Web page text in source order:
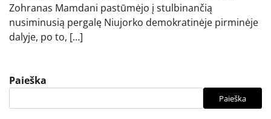
Zohranas Mamdani pastūmėjo į stulbinančią
nusiminusią pergalę Niujorko demokratinėje pirminėje
dalyje, po to, […]
Paieška
Paieška